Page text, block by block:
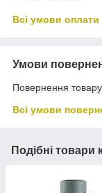
Всі умови оплати
Умови
Повернення
Всі умови
Подібні товари